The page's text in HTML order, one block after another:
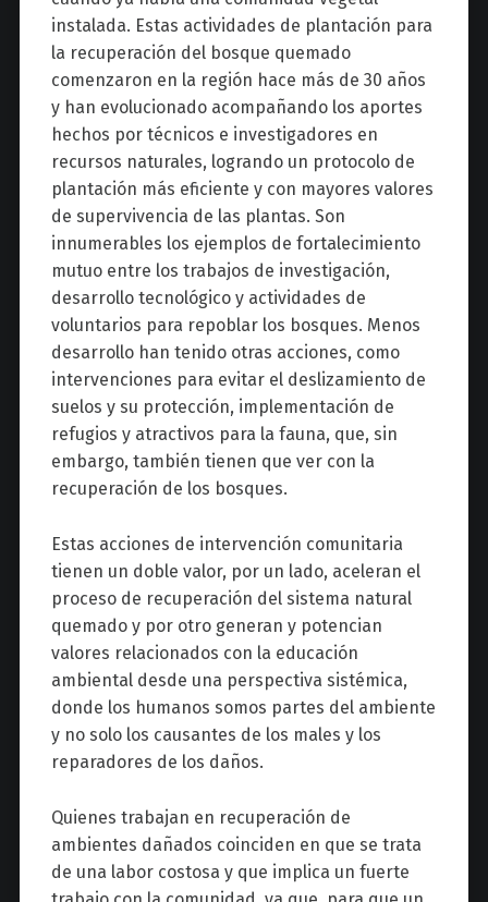
instalada. Estas actividades de plantación para
la recuperación del bosque quemado
comenzaron en la región hace más de 30 años
y han evolucionado acompañando los aportes
hechos por técnicos e investigadores en
recursos naturales, logrando un protocolo de
plantación más eficiente y con mayores valores
de supervivencia de las plantas. Son
innumerables los ejemplos de fortalecimiento
mutuo entre los trabajos de investigación,
desarrollo tecnológico y actividades de
voluntarios para repoblar los bosques. Menos
desarrollo han tenido otras acciones, como
intervenciones para evitar el deslizamiento de
suelos y su protección, implementación de
refugios y atractivos para la fauna, que, sin
embargo, también tienen que ver con la
recuperación de los bosques.
Estas acciones de intervención comunitaria
tienen un doble valor, por un lado, aceleran el
proceso de recuperación del sistema natural
quemado y por otro generan y potencian
valores relacionados con la educación
ambiental desde una perspectiva sistémica,
donde los humanos somos partes del ambiente
y no solo los causantes de los males y los
reparadores de los daños.
Quienes trabajan en recuperación de
ambientes dañados coinciden en que se trata
de una labor costosa y que implica un fuerte